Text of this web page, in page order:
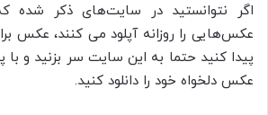
اگر نتوانستید در سایت‌های ذکر شده
عکس‌هایی را روزانه آپلود می کنند، عکس
پیدا کنید حتما به این سایت سر بزنید و با
عکس دلخواه خود را دانلود کنید.